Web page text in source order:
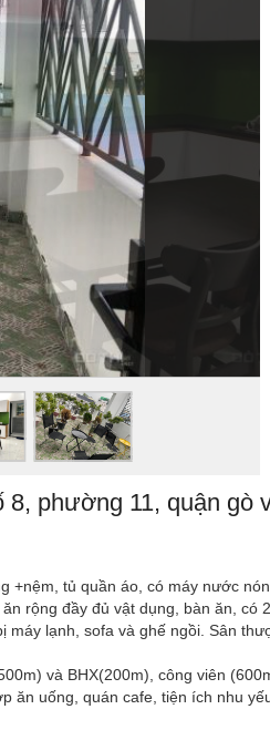
phường 11, quận gò
+nệm, tủ quần áo, có máy nước
rộng đầy đủ vật dụng, bàn ăn, có
máy lạnh, sofa và ghế ngồi. Sân
và BHX(200m), công viên
ăn uống, quán cafe, tiện ích nhu